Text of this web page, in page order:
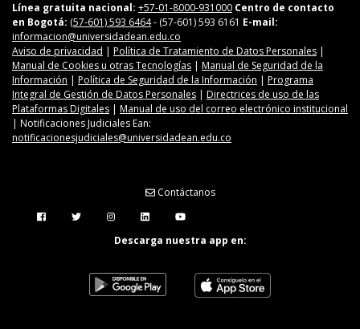
Línea gratuita nacional: +57-01-8000-931000 Centro de contacto
en Bogotá: (57-601) 593 6464- (57-601) 593 6161 E-mail:
informacion@universidadean.edu.co
Aviso de privacidad | Política de Tratamiento de Datos Personales |
Manual de Cookies u otras Tecnologías | Manual de Seguridad de la
Información | Política de Seguridad de la Información | Programa
Integral de Gestión de Datos Personales | Directrices de uso de las
Plataformas Digitales | Manual de uso del correo electrónico institucional
| Notificaciones Judiciales Ean:
notificacionesjudiciales@universidadean.edu.co
Contáctanos
Descarga nuestra app en: